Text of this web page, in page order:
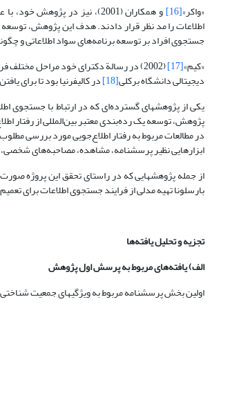
«واکر»[16] و همکاران (2001)، نیز در
اطلاعات را مد نظر قرار دادند. هدف این پژوهش،
جستجوی افراد بر توسعه برنامه‌های سواد اطلاعاتی و
«کیم»[17] (2002) در رسالة دکترای خود مراحل
دیجیتالی دانشگاه برکلی[18]
در کالیفرنیا بود تا برای
یکی از پژوهشهای گسترده‌ای که در ارتباط با جستجوی
پژوهش، توسعه یک رده‌بندی معتبر بین‌المللی از رفتار
در مطالعات مربوط به رفتار اطلاع‌جویی مورد بررسی
ابزارهایی نظیر پرسشنامه، مشاهده، مصاحبه‌های
بارسلونا تهیه مدلی از فرایند جستجوی اطلاعات
تجزیه و تحلیل یافته‌ها
الف) یافته‌های مربوط به پرسش اول پژوهش
اولین بخش پرسشنامه مربوط به ویژگیهای جمعیت